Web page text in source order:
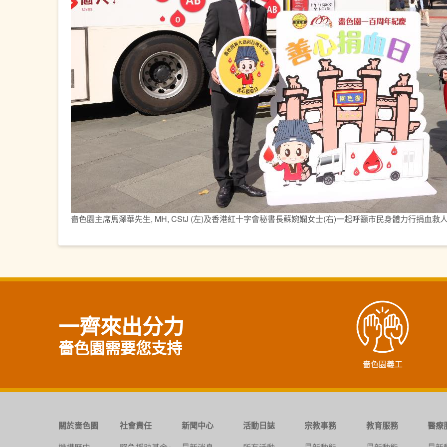
嗇色園主席馬澤華先生, MH, CStJ (左)及香港紅十字會秘書長蘇婉嫻女士(右)一起呼籲市民身體力行捐血救
一齊來出分力
嗇色園需要您支持
嗇色園義工
關於嗇色園
社會責任
新聞中心
活動日誌
宗教事務
教育服務
醫療